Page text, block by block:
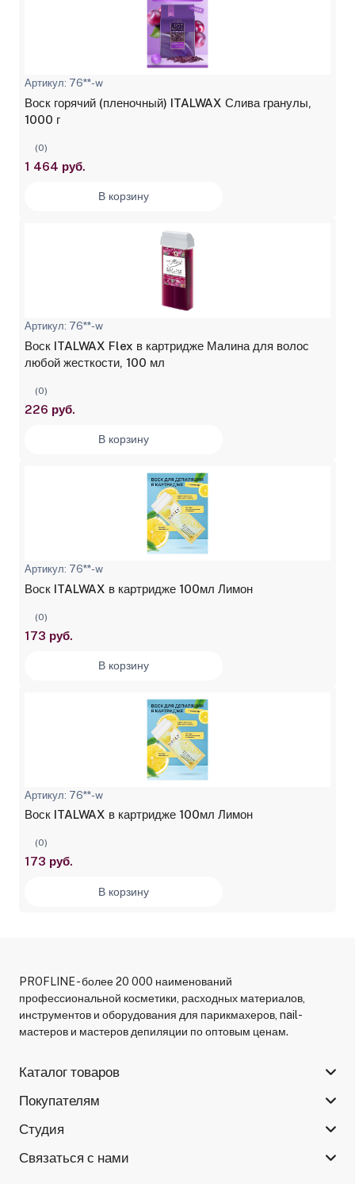
Артикул: 76**-w
Воск горячий (пленочный) ITALWAX Слива гранулы,
1000 г
(0)
1 464 руб.
В корзину
Артикул: 76**-w
Воск ITALWAX Flex в картридже Малина для волос
любой жесткости, 100 мл
(0)
226 руб.
В корзину
Артикул: 76**-w
Воск ITALWAX в картридже 100мл Лимон
(0)
173 руб.
В корзину
Артикул: 76**-w
Воск ITALWAX в картридже 100мл Лимон
(0)
173 руб.
В корзину
PROFLINE - более 20 000 наименований
профессиональной косметики, расходных материалов,
инструментов и оборудования для парикмахеров, nail-
мастеров и мастеров депиляции по оптовым ценам.
Каталог товаров
Покупателям
Студия
Связаться с нами